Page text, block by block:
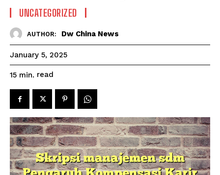
UNCATEGORIZED
AUTHOR: Dw China News
January 5, 2025
15 min. read